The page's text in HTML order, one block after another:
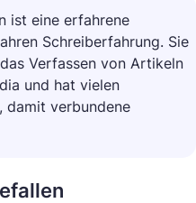
ist eine erfahrene
Schreiberfahrung. Sie
Verfassen von Artikeln
und hat vielen
damit verbundene